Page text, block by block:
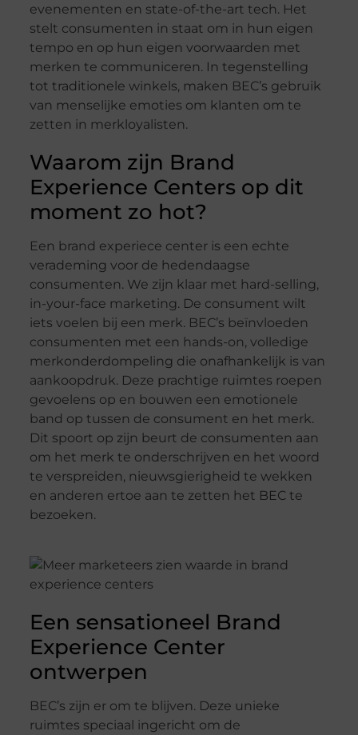
evenementen en state-of-the-art tech. Het
stelt consumenten in staat om in hun eigen
tempo en op hun eigen voorwaarden met
merken te communiceren. In tegenstelling
tot traditionele winkels, maken BEC’s gebruik
van menselijke emoties om klanten om te
zetten in merkloyalisten.
Waarom zijn Brand
Experience Centers op dit
moment zo hot?
Een brand experiece center is een echte
verademing voor de hedendaagse
consumenten. We zijn klaar met hard-selling,
in-your-face marketing. De consument wilt
iets voelen bij een merk. BEC’s beïnvloeden
consumenten met een hands-on, volledige
merkonderdompeling die onafhankelijk is van
aankoopdruk. Deze prachtige ruimtes roepen
gevoelens op en bouwen een emotionele
band op tussen de consument en het merk.
Dit spoort op zijn beurt de consumenten aan
om het merk te onderschrijven en het woord
te verspreiden, nieuwsgierigheid te wekken
en anderen ertoe aan te zetten het BEC te
bezoeken.
Een sensationeel Brand
Experience Center
ontwerpen
BEC’s zijn er om te blijven. Deze unieke
ruimtes speciaal ingericht om de